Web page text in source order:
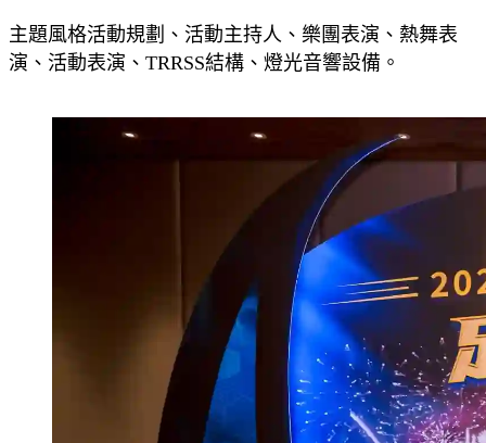
主題風格活動規劃、活動主持人、樂團表演、熱舞表
演、活動表演、TRRSS結構、燈光音響設備。